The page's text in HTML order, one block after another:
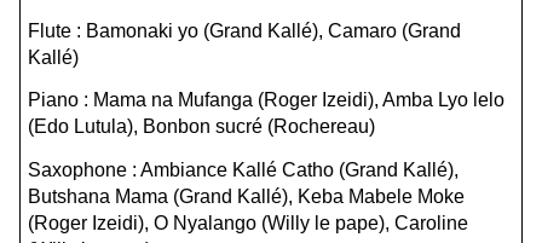
Flute : Bamonaki yo (Grand Kallé), Camaro (Grand
Kallé)
Piano : Mama na Mufanga (Roger Izeidi), Amba Lyo lelo
(Edo Lutula), Bonbon sucré (Rochereau)
Saxophone : Ambiance Kallé Catho (Grand Kallé),
Butshana Mama (Grand Kallé), Keba Mabele Moke
(Roger Izeidi), O Nyalango (Willy le pape), Caroline